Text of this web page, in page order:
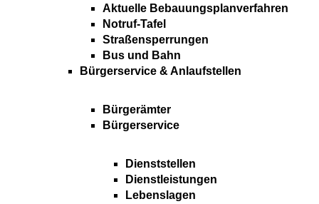
Aktuelle Bebauungsplanverfahren
Notruf-Tafel
Straßensperrungen
Bus und Bahn
Bürgerservice & Anlaufstellen
Bürgerämter
Bürgerservice
Dienststellen
Dienstleistungen
Lebenslagen